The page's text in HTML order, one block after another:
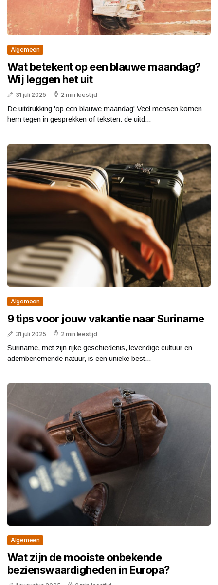
Algemeen
Wat betekent op een blauwe maandag?
Wij leggen het uit
31 juli 2025 2 min leestijd
De uitdrukking 'op een blauwe maandag' Veel mensen komen
hem tegen in gesprekken of teksten: de uitd...
Algemeen
9 tips voor jouw vakantie naar Suriname
31 juli 2025 2 min leestijd
Suriname, met zijn rijke geschiedenis, levendige cultuur en
adembenemende natuur, is een unieke best...
Algemeen
Wat zijn de mooiste onbekende
bezienswaardigheden in Europa?